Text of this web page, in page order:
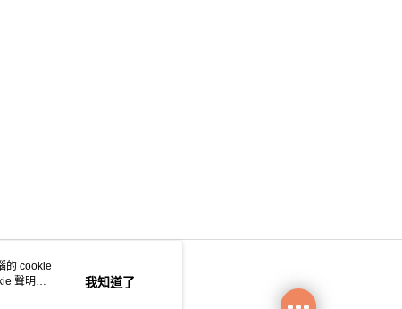
的 cookie
聲明使
我知道了